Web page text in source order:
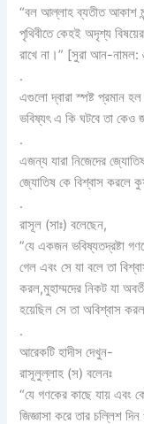
“বল আল্লাহ ব্যতীত আকাশ
পৃথিবীতে কেহই অদৃশ্য বিষয়ের
রাখে না।” [সুরা আন-নামল:
.
এগুলো দ্বারা স্পষ্ট প্রমান
ভবিষ্যৎ এ কি ঘটবে তা কেও
.
এজন্য যারা নিজেদের
জ্যোতিষ কে বিশ্বাস করলে
.
রাসূল (সাঃ) বলেছেন,
”যে একজন ভবিষ্যতদ্রষ্টা
গেল এবং সে যা বলে তা
করল,মুহাম্মদের নিকট যা
হয়েছিল সে তা অবিশ্বাস
.
আরেকটি হাদীস দেখুন-
রাসূলুল্লাহ (স) বলেনঃ
“যে গণকের কাছে যায় এবং
জিজ্ঞাসা করে তার চল্লিশ